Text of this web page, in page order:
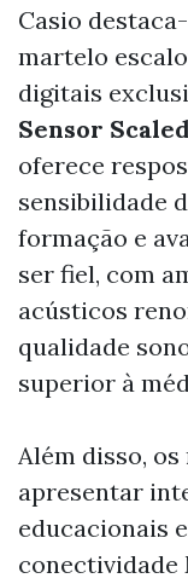
Casio
martelo
digitais
Sensor
oferece
sensibilidade
formação e
ser fiel, com
acústicos
qualidade
superior à
Além disso,
apresentar
educacionais
conectividade